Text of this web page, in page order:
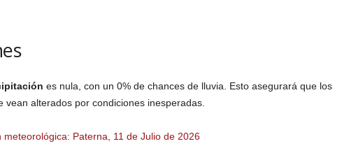
es nula, con un 0% de chances de lluvia. Esto asegurará que los
vean alterados por condiciones inesperadas.
meteorológica: Paterna, 11 de Julio de 2026